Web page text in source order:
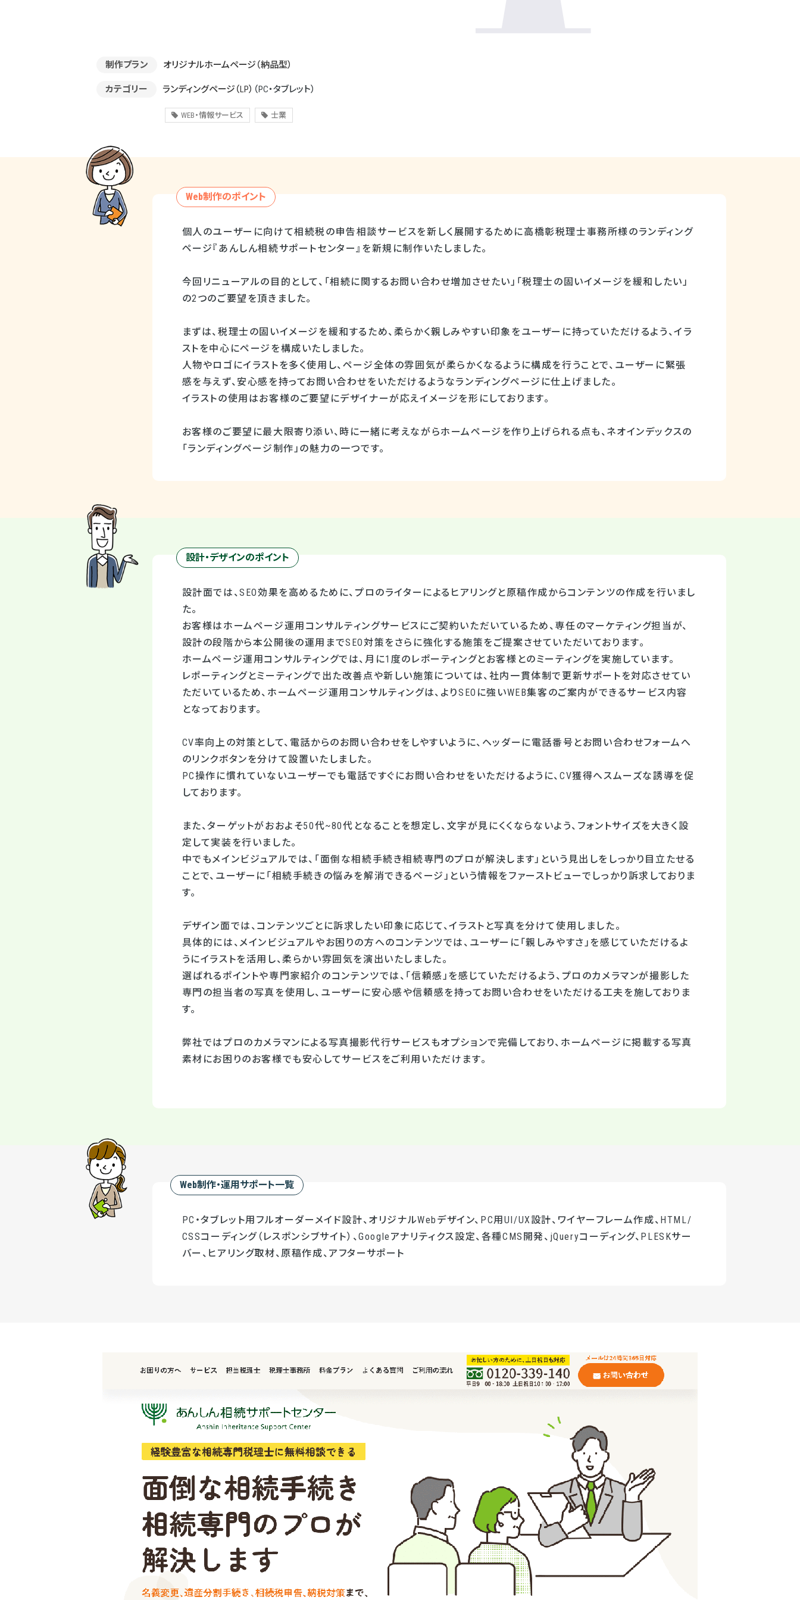
制作プラン オリジナルホームページ（納品型）
カテゴリー ランディングページ（LP） （PC・タブレット）
WEB・情報サービス 士業
Web制作のポイント
個人のユーザーに向けて相続税の申告相談サービスを新しく展開するために高橋彰税理士事務所様のランディング
ページ『あんしん相続サポートセンター』を新規に制作いたしました。
今回リニューアルの目的として、「相続に関するお問い合わせ増加させたい」「税理士の固いイメージを緩和したい」
の2つのご要望を頂きました。
まずは、税理士の固いイメージを緩和するため、柔らかく親しみやすい印象をユーザーに持っていただけるよう、イラ
ストを中心にページを構成いたしました。
人物やロゴにイラストを多く使用し、ページ全体の雰囲気が柔らかくなるように構成を行うことで、ユーザーに緊張
感を与えず、安心感を持ってお問い合わせをいただけるようなランディングページに仕上げました。
イラストの使用はお客様のご要望にデザイナーが応えイメージを形にしております。
お客様のご要望に最大限寄り添い、時に一緒に考えながらホームページを作り上げられる点も、ネオインデックスの
「ランディングページ制作」の魅力の一つです。
設計・デザインのポイント
設計面では、SEO効果を高めるために、プロのライターによるヒアリングと原稿作成からコンテンツの作成を行いまし
た。
お客様はホームページ運用コンサルティングサービスにご契約いただいているため、専任のマーケティング担当が、
設計の段階から本公開後の運用までSEO対策をさらに強化する施策をご提案させていただいております。
ホームページ運用コンサルティングでは、月に1度のレポーティングとお客様とのミーティングを実施しています。
レポーティングとミーティングで出た改善点や新しい施策については、社内一貫体制で更新サポートを対応させてい
ただいているため、ホームページ運用コンサルティングは、よりSEOに強いWEB集客のご案内ができるサービス内容
となっております。
CV率向上の対策として、電話からのお問い合わせをしやすいように、ヘッダーに電話番号とお問い合わせフォームへ
のリンクボタンを分けて設置いたしました。
PC操作に慣れていないユーザーでも電話ですぐにお問い合わせをいただけるように、CV獲得へスムーズな誘導を促
しております。
また、ターゲットがおおよそ50代~80代となることを想定し、文字が見にくくならないよう、フォントサイズを大きく設
定して実装を行いました。
中でもメインビジュアルでは、「面倒な相続手続き相続専門のプロが解決します」という見出しをしっかり目立たせる
ことで、ユーザーに「相続手続きの悩みを解消できるページ」という情報をファーストビューでしっかり訴求しておりま
す。
デザイン面では、コンテンツごとに訴求したい印象に応じて、イラストと写真を分けて使用しました。
具体的には、メインビジュアルやお困りの方へのコンテンツでは、ユーザーに「親しみやすさ」を感じていただけるよ
うにイラストを活用し、柔らかい雰囲気を演出いたしました。
選ばれるポイントや専門家紹介のコンテンツでは、「信頼感」を感じていただけるよう、プロのカメラマンが撮影した
専門の担当者の写真を使用し、ユーザーに安心感や信頼感を持ってお問い合わせをいただける工夫を施しておりま
す。
弊社ではプロのカメラマンによる写真撮影代行サービスもオプションで完備しており、ホームページに掲載する写真
素材にお困りのお客様でも安心してサービスをご利用いただけます。
Web制作・運用サポート一覧
PC・タブレット用フルオーダーメイド設計、オリジナルWebデザイン、PC用UI/UX設計、ワイヤーフレーム作成、HTML/
CSSコーディング（レスポンシブサイト）、Googleアナリティクス設定、各種CMS開発、jQueryコーディング、PLESKサー
バー、ヒアリング取材、原稿作成、アフターサポート